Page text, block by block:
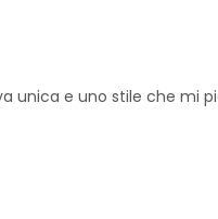
unica e uno stile che mi